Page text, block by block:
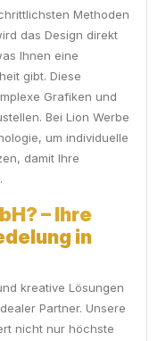
Methoden
das Design direkt
Ihnen eine
gibt. Diese
Grafiken und
Bei Lion Werbe
um individuelle
damit Ihre
– Ihre
in
kreative Lösungen
Partner. Unsere
nicht nur höchste